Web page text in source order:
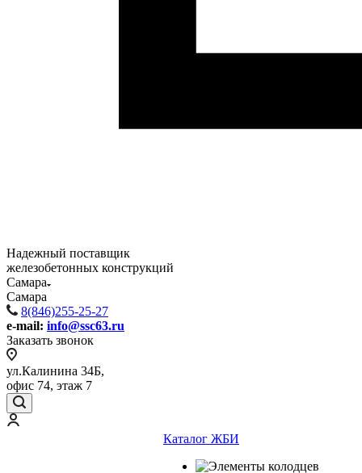
Надежный поставщик
железобетонных конструкций
Самара
Самара
8(846)255-25-27
e-mail: info@ssc63.ru
Заказать звонок
ул.Калинина 34Б,
офис 74, этаж 7
Каталог ЖБИ